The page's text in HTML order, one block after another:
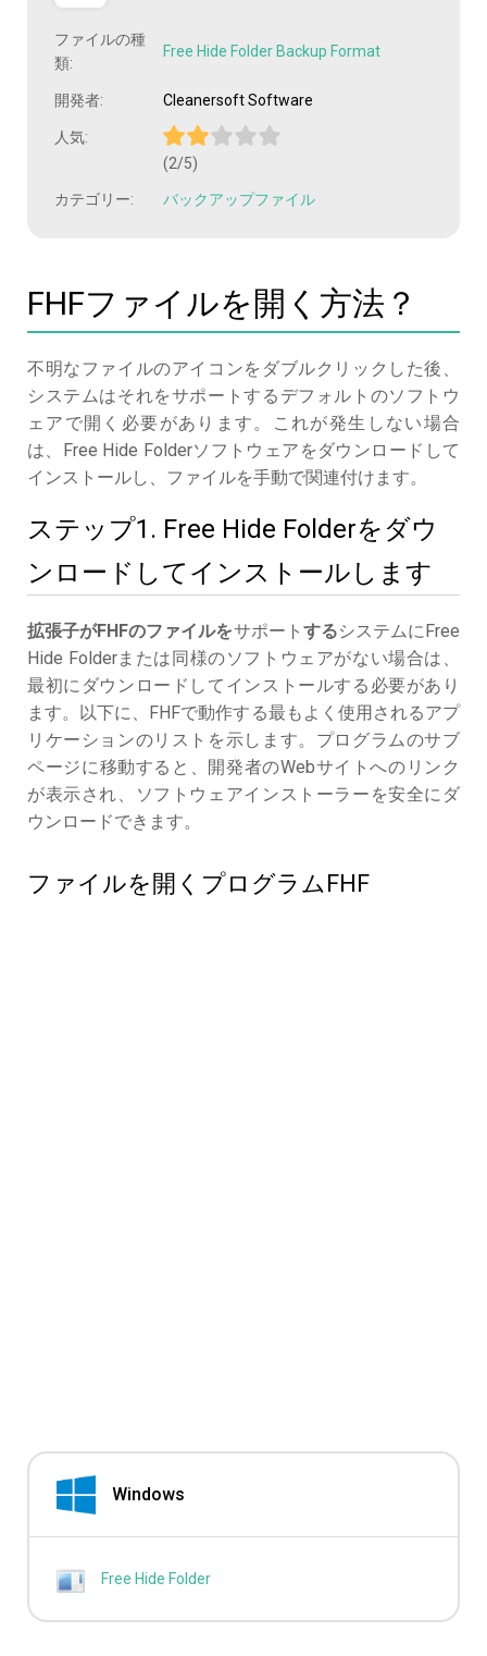
ファイルの種
類:
Free Hide Folder Backup Format
開発者: Cleanersoft Software
人気:
(2/5)
カテゴリー: バックアップファイル
FHFファイルを開く方法？
不明なファイルのアイコンをダブルクリックした後、
システムはそれをサポートするデフォルトのソフトウ
ェアで開く必要があります。これが発生しない場合
は、Free Hide Folderソフトウェアをダウンロードして
インストールし、ファイルを手動で関連付けます。
ステップ1. Free Hide Folderをダウ
ンロードしてインストールします
拡張子がFHFのファイルをサポート するシステムにFree
Hide Folderまたは同様のソフトウェアがない場合は、
最初にダウンロードしてインストールする必要があり
ます。以下に、FHFで動作する最もよく使用されるアプ
リケーションのリストを示します。プログラムのサブ
ページに移動すると、開発者のWebサイトへのリンク
が表示され、ソフトウェアインストーラーを安全にダ
ウンロードできます。
ファイルを開くプログラムFHF
Windows
Free Hide Folder